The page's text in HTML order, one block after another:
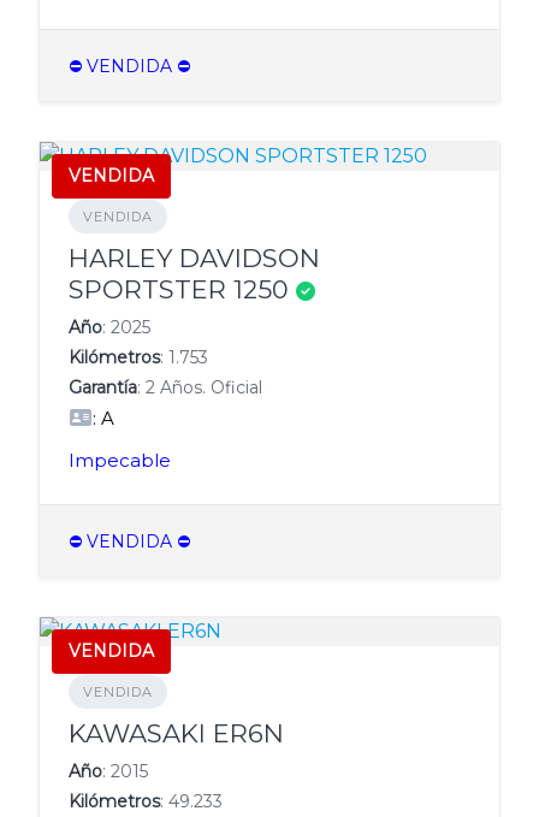
⛔️ VENDIDA ⛔️
VENDIDA
VENDIDA
HARLEY DAVIDSON
SPORTSTER 1250
Verificado
Año: 2025
Kilómetros: 1.753
Garantía: 2 Años. Oficial
: A
Impecable
⛔️ VENDIDA ⛔️
VENDIDA
VENDIDA
KAWASAKI ER6N
Año: 2015
Kilómetros: 49.233